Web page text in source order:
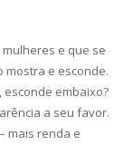
e que se
mostra e esconde.
esconde embaixo?
a seu favor.
mais renda e